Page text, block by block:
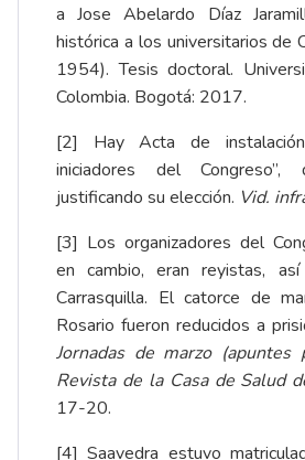
a Jose Abelardo Díaz
histórica a los universitarios de
1954). Tesis doctoral.
Colombia. Bogotá: 2017.
[2] Hay Acta de
iniciadores del Congreso”,
justificando su elección. Vid.
[3] Los organizadores del
en cambio, eran reyistas,
Carrasquilla. El catorce de
Rosario fueron reducidos a
Jornadas de marzo (apuntes
Revista de la Casa de Salud
17-20.
[4] Saavedra estuvo